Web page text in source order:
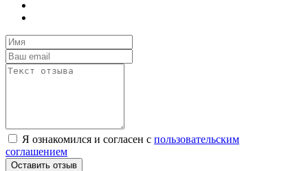
Я ознакомился и согласен с пользовательским
соглашением
Оставить отзыв